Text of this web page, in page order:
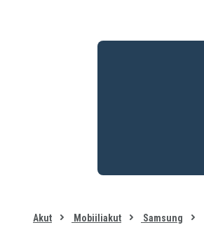
Akut Mobiiliakut Samsung